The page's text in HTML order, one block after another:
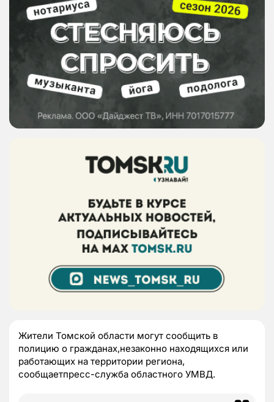
Жители Томской области могут сообщить в
полицию о гражданах,незаконно находящихся или
работающих на территории региона,
сообщаетпресс-служба областного УМВД.